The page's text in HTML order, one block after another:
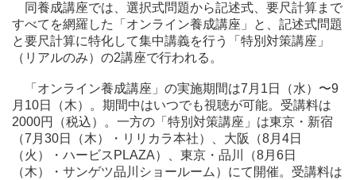
同養成講座では、選択式問題から記述式、要尺計算まで
すべてを網羅した「オンライン養成講座」と、記述式問題
と要尺計算に特化して集中講義を行う「特別対策講座」
（リアルのみ）の2講座で行われる。
「オンライン養成講座」の実施期間は7月1日（水）〜9
月10日（木）。期間中はいつでも視聴が可能。受講料は
2000円（税込）。一方の「特別対策講座」は東京・新宿
（7月30日（木）・リリカラ本社）、大阪（8月4日
（火）・ハービスPLAZA）、東京・品川（8月6日
（木）・サンゲツ品川ショールーム）にて開催。受講料は